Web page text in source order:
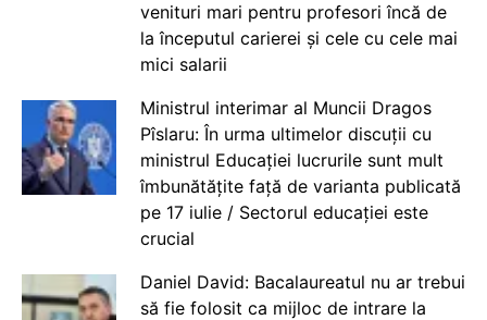
venituri mari pentru profesori încă de
la începutul carierei și cele cu cele mai
mici salarii
Ministrul interimar al Muncii Dragos
Pîslaru: În urma ultimelor discuții cu
ministrul Educației lucrurile sunt mult
îmbunătățite față de varianta publicată
pe 17 iulie / Sectorul educației este
crucial
Daniel David: Bacalaureatul nu ar trebui
să fie folosit ca mijloc de intrare la